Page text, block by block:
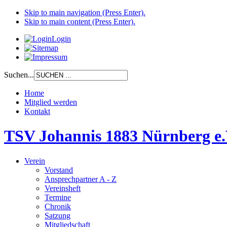
Skip to main navigation (Press Enter).
Skip to main content (Press Enter).
Login
Suchen...
Home
Mitglied werden
Kontakt
TSV Johannis 1883 Nürnberg
Verein
Vorstand
Ansprechpartner A - Z
Vereinsheft
Termine
Chronik
Satzung
Mitgliedschaft